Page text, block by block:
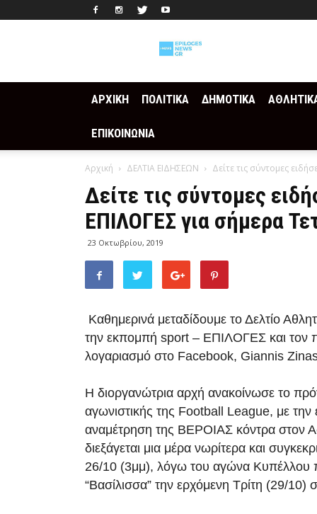
ΑΡΧΙΚΗ ΠΟΛΙΤΙΚΑ ΔΗΜΟΤΙΚΑ
ΕΠΙΚΟΙΝΩΝΙΑ
Αρχική ΔΕΛΤΙΑ ΕΙΔΗΣΕΩΝ Δείτε τις σύντομες
Δείτε τις σύντομες
ΕΠΙΛΟΓΕΣ για σήμερα
23 Οκτωβρίου, 2019
Καθημερινά μεταδίδουμε το Δελτίο
την εκπομπή sport – ΕΠΙΛΟΓΕΣ και τον
λογαριασμό στο Facebook, Giannis
Η διοργανώτρια αρχή ανακοίνωσε το
αγωνιστικής της Football League, με την
αναμέτρηση της ΒΕΡΟΙΑΣ κόντρα στον
διεξάγεται μια μέρα νωρίτερα και
26/10 (3μμ), λόγω του αγώνα Κυπέλλου
“Βασίλισσα” την ερχόμενη Τρίτη (29/10)